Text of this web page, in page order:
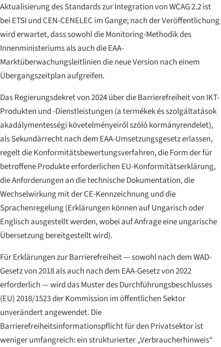
Aktualisierung des Standards zur Integration von WCAG 2.2 ist
bei ETSI und CEN-CENELEC im Gange; nach der Veröffentlichung
wird erwartet, dass sowohl die Monitoring-Methodik des
Innenministeriums als auch die EAA-
Marktüberwachungsleitlinien die neue Version nach einem
Übergangszeitplan aufgreifen.
Das Regierungsdekret von 2024 über die Barrierefreiheit von IKT-
Produkten und -Dienstleistungen (a termékek és szolgáltatások
akadálymentességi követelményeiről szóló kormányrendelet),
als Sekundärrecht nach dem EAA-Umsetzungsgesetz erlassen,
regelt die Konformitätsbewertungsverfahren, die Form der für
betroffene Produkte erforderlichen EU-Konformitätserklärung,
die Anforderungen an die technische Dokumentation, die
Wechselwirkung mit der CE-Kennzeichnung und die
Sprachenregelung (Erklärungen können auf Ungarisch oder
Englisch ausgestellt werden, wobei auf Anfrage eine ungarische
Übersetzung bereitgestellt wird).
Für Erklärungen zur Barrierefreiheit — sowohl nach dem WAD-
Gesetz von 2018 als auch nach dem EAA-Gesetz von 2022
erforderlich — wird das Muster des Durchführungsbeschlusses
(EU) 2018/1523 der Kommission im öffentlichen Sektor
unverändert angewendet. Die
Barrierefreiheitsinformationspflicht für den Privatsektor ist
weniger umfangreich: ein strukturierter „Verbraucherhinweis“